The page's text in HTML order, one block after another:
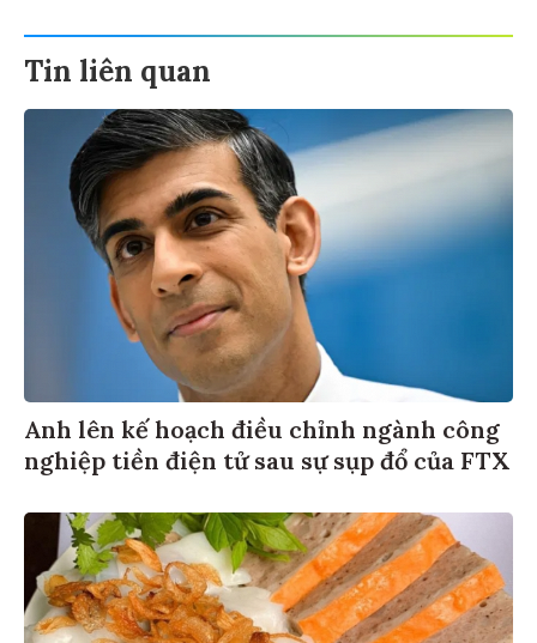
Tin liên quan
Anh lên kế hoạch điều chỉnh ngành công
nghiệp tiền điện tử sau sự sụp đổ của FTX